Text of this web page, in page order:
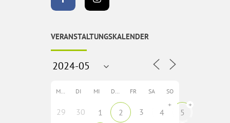
VERANSTALTUNGSKALENDER
MO DI MI DO FR SA SO
29 30 1 2 3 4
+
5
+